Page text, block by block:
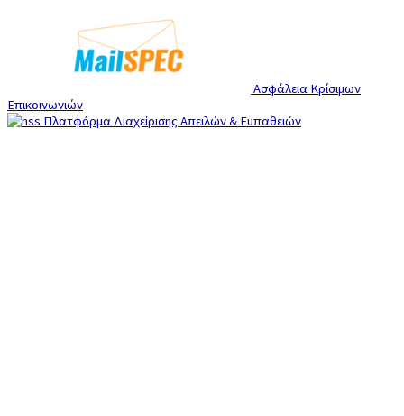
Ασφάλεια Κρίσιμων
Επικοινωνιών
Πλατφόρμα Διαχείρισης Απειλών & Ευπαθειών